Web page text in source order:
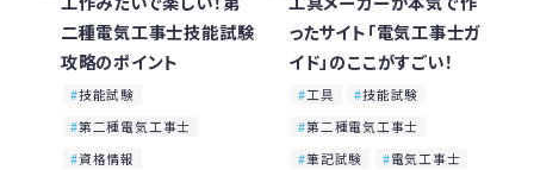
二種電気工事士技能試験
攻略のポイント
技能試験
第二種電気工事士
資格情報
ったサイト「電気工事士ガ
イド」のここがすごい！
工具
技能試験
第二種電気工事士
筆記試験
電気工事士